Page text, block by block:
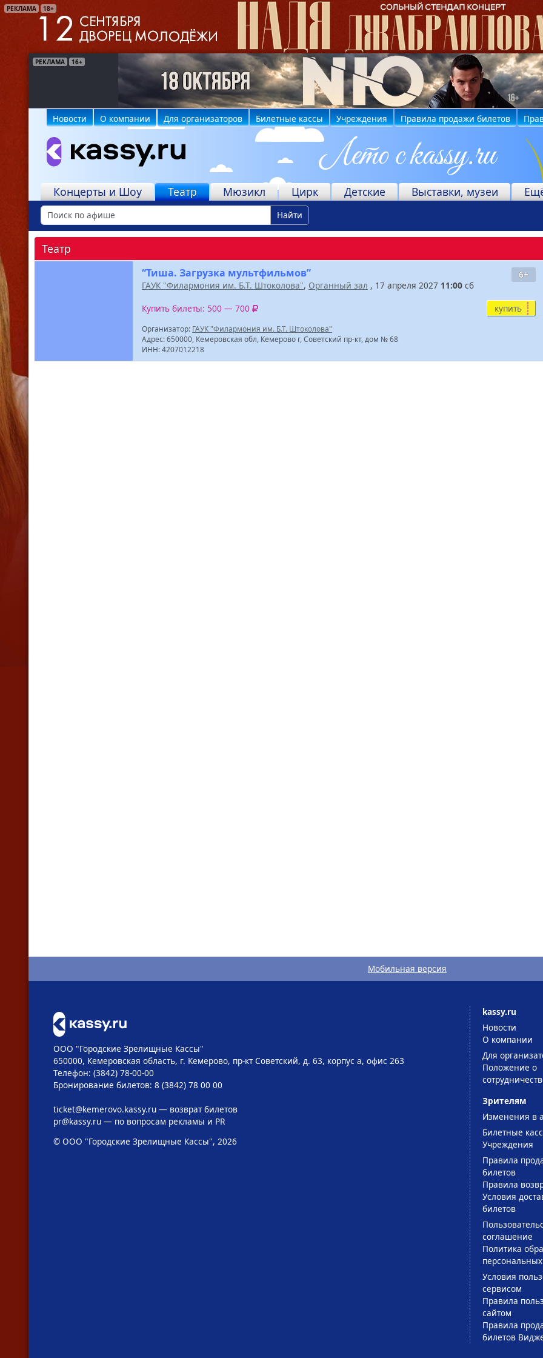
РЕКЛАМА 18+
РЕКЛАМА 16+
РЕКЛАМА 6+
Новости О компании Для организаторов Билетные кассы Учреждения Правила продажи билетов
Концерты и Шоу Театр Мюзикл Цирк Детские Выставки, музеи
Найти
Театр
6+
“Тиша. Загрузка мультфильмов”
ГАУК "Филармония им. Б.Т. Штоколова", Органный зал , 17 апреля 2027 11:00 сб
Купить билеты: 500 — 700 купить
Организатор: ГАУК "Филармония им. Б.Т. Штоколова"
Адрес: 650000, Кемеровская обл, Кемерово г, Советский пр-кт, дом № 68
ИНН: 4207012218
Мобильная версия
ООО "Городские Зрелищные Кассы"
650000, Кемеровская область, г. Кемерово, пр-кт Советский, д. 63, корпус а, офис 263
Телефон: (3842) 78-00-00
Бронирование билетов: 8 (3842) 78 00 00
ticket@kemerovo.kassy.ru— возврат билетов
pr@kassy.ru— по вопросам рекламы и PR
© ООО "Городские Зрелищные Кассы", 2026
kassy.ru
Новости
О компании
Для
Положение о
Зрителям
Изменения в
Билетные
Учреждения
Правила
билетов
Правила
Условия
билетов
соглашение
Политика
Условия
сервисом
Правила
сайтом
Правила
билетов